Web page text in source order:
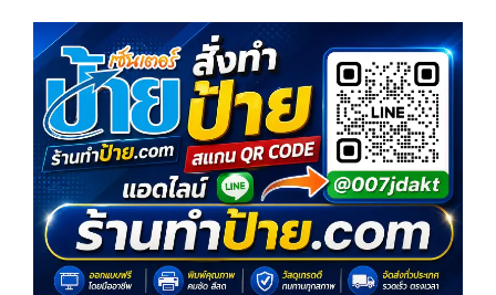
content